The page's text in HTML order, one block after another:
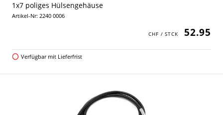
1x7 poliges Hülsengehäuse
Artikel-Nr: 2240 0006
52.95
Verfügbar mit Lieferfrist